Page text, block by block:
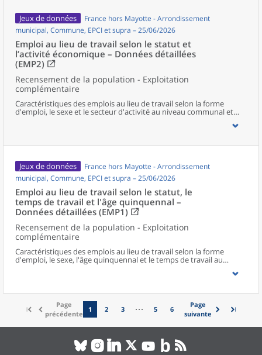
Jeux de données
France hors Mayotte - Arrondissement
municipal, Commune, EPCI et supra – 25/06/2026
Emploi au lieu de travail selon le statut et
l’activité économique – Données détaillées
(EMP2)
Recensement de la population - Exploitation
complémentaire
Caractéristiques des emplois au lieu de travail selon la forme
d'emploi, le sexe et le secteur d'activité au niveau communal et
supracommunal pour la France hors Mayotte.
Jeux de données
France hors Mayotte - Arrondissement
municipal, Commune, EPCI et supra – 25/06/2026
Emploi au lieu de travail selon le statut, le
temps de travail et l'âge quinquennal –
Données détaillées (EMP1)
Recensement de la population - Exploitation
complémentaire
Caractéristiques des emplois au lieu de travail selon la forme
d'emploi, le sexe, l'âge quinquennal et le temps de travail au
niveau communal et supracommunal pour la France hors
Page
précédente
1 2 3 5 6
Page
suivante